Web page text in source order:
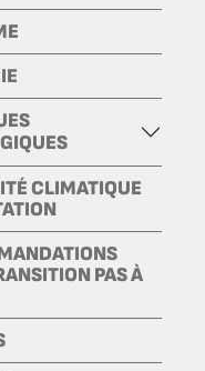
CLIMATIQUE
PAS À